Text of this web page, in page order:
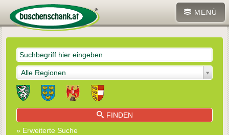
MENÜ
Alle Regionen
FINDEN
» Erweiterte Suche